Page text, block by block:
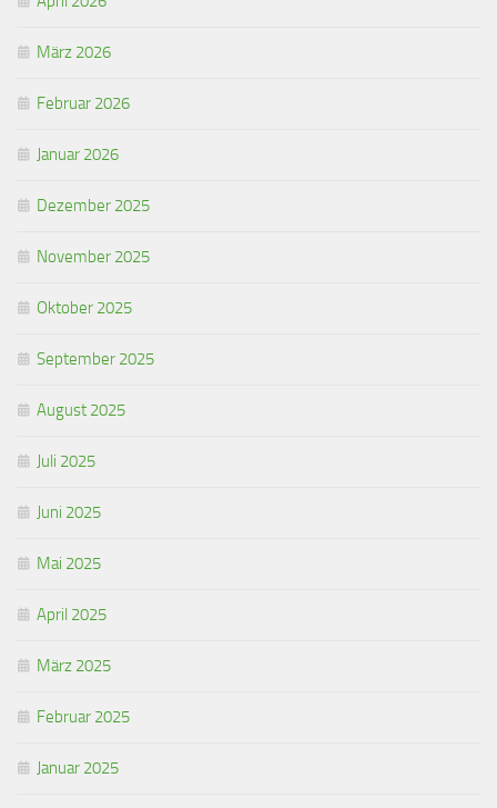
März 2026
Februar 2026
Januar 2026
Dezember 2025
November 2025
Oktober 2025
September 2025
August 2025
Juli 2025
Juni 2025
Mai 2025
April 2025
März 2025
Februar 2025
Januar 2025